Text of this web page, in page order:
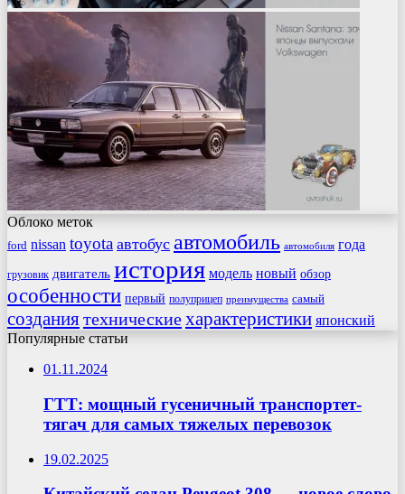
Облоко меток
ford nissan toyota автобус автомобиль автомобиля года
грузовик двигатель история модель новый обзор
особенности первый полуприцеп преимущества самый
созданиятехническиехарактеристики японский
Популярные статьи
01.11.2024
ГТТ: мощный гусеничный транспортет-
тягач для самых тяжелых перевозок
19.02.2025